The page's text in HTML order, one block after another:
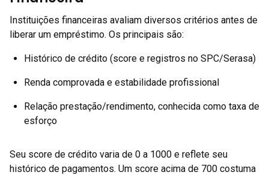
Instituições financeiras avaliam diversos critérios antes de
liberar um empréstimo. Os principais são:
Histórico de crédito (score e registros no SPC/Serasa)
Renda comprovada e estabilidade profissional
Relação prestação/rendimento, conhecida como taxa de
esforço
Seu score de crédito varia de 0 a 1000 e reflete seu
histórico de pagamentos. Um score acima de 700 costuma